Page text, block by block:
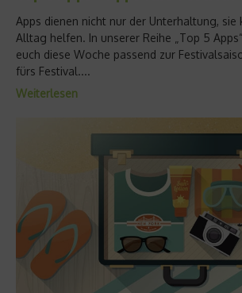
Apps dienen nicht nur der Unterhaltung, sie
Alltag helfen. In unserer Reihe „Top 5
euch diese Woche passend zur
fürs Festival....
Weiterlesen